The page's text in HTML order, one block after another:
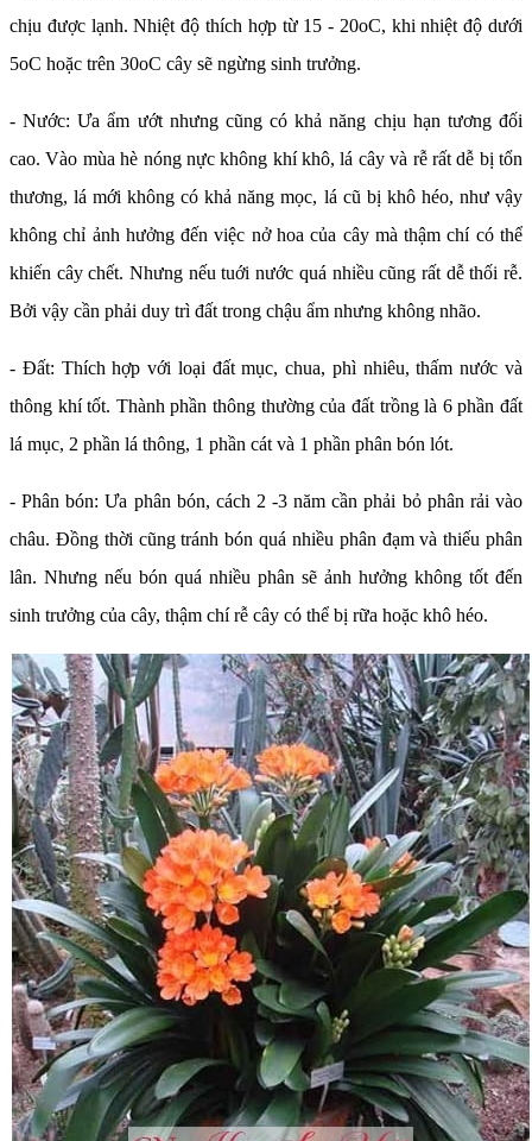
chịu được lạnh. Nhiệt độ thích hợp từ 15 - 20oC, khi nhiệt độ dưới
5oC hoặc trên 30oC cây sẽ ngừng sinh trưởng.
- Nước: Ưa ẩm ướt nhưng cũng có khả năng chịu hạn tương đối
cao. Vào mùa hè nóng nực không khí khô, lá cây và rễ rất dễ bị tổn
thương, lá mới không có khả năng mọc, lá cũ bị khô héo, như vậy
không chỉ ảnh hưởng đến việc nở hoa của cây mà thậm chí có thể
khiến cây chết. Nhưng nếu tuới nước quá nhiều cũng rất dễ thối rễ.
Bởi vậy cần phải duy trì đất trong chậu ẩm nhưng không nhão.
- Đất: Thích hợp với loại đất mục, chua, phì nhiêu, thấm nước và
thông khí tốt. Thành phần thông thường của đất trồng là 6 phần đất
lá mục, 2 phần lá thông, 1 phần cát và 1 phần phân bón lót.
- Phân bón: Ưa phân bón, cách 2 -3 năm cần phải bỏ phân rải vào
châu. Đồng thời cũng tránh bón quá nhiều phân đạm và thiếu phân
lân. Nhưng nếu bón quá nhiều phân sẽ ảnh hưởng không tốt đến
sinh trưởng của cây, thậm chí rễ cây có thể bị rữa hoặc khô héo.